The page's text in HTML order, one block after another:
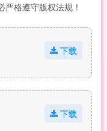
格遵守版权法规！
下载
下载